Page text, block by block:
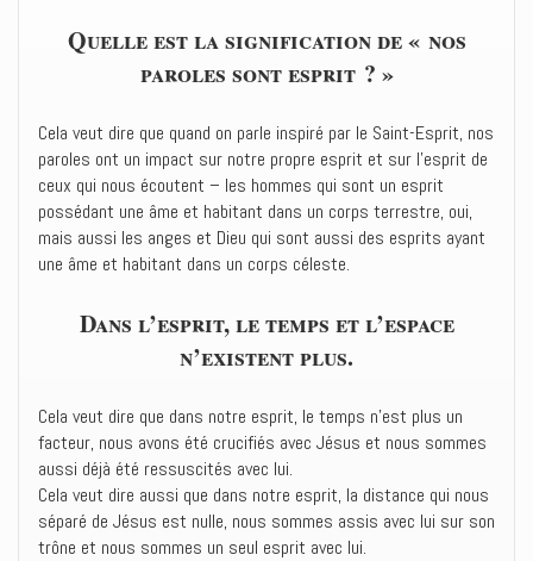
Quelle est la signification de « nos
paroles sont esprit ? »
Cela veut dire que quand on parle inspiré par le Saint-Esprit, nos
paroles ont un impact sur notre propre esprit et sur l’esprit de
ceux qui nous écoutent – les hommes qui sont un esprit
possédant une âme et habitant dans un corps terrestre, oui,
mais aussi les anges et Dieu qui sont aussi des esprits ayant
une âme et habitant dans un corps céleste.
Dans l’esprit, le temps et l’espace
n’existent plus.
Cela veut dire que dans notre esprit, le temps n’est plus un
facteur, nous avons été crucifiés avec Jésus et nous sommes
aussi déjà été ressuscités avec lui.
Cela veut dire aussi que dans notre esprit, la distance qui nous
séparé de Jésus est nulle, nous sommes assis avec lui sur son
trône et nous sommes un seul esprit avec lui.